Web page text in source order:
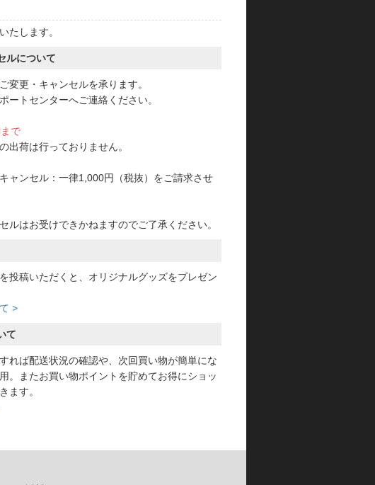
たします。
ルについて
変更・キャンセルを承ります。
ートセンターへご連絡ください。
で
出荷は行っておりません。
ャンセル：一律1,000円（税抜）をご請求させ
ルはお受けできかねますのでご了承ください。
投稿いただくと、オリジナルグッズをプレゼン
>
て
れば配送状況の確認や、次回買い物が簡単にな
。またお買い物ポイントを貯めてお得にショッ
ます。